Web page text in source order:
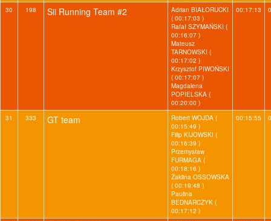
30 198 Sii Running Team #2
Adrian BIAŁORUCKI
( 00:17:03 )
Rafał SZYMAŃSKI (
00:16:07 )
Mateusz
TARNOWSKI (
00:17:02 )
Krzysztof PIWOŃSKI
( 00:17:07 )
Magdalena
POPIELSKA (
00:20:00 )
00:17:13
31 333 GT team
Robert WOJDA (
00:15:49 )
Filip KIJOWSKI (
00:16:39 )
Przemysław
FURMAGA (
00:18:16 )
Żaklina OSSOWSKA
( 00:19:48 )
Paulina
BEDNARCZYK (
00:17:12 )
00:15:55